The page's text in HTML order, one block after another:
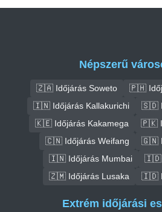
Népszerű
🇿🇦 Időjárás Soweto
🇵🇭
🇮🇳 Időjárás Kallakurichi
🇸🇩
🇰🇪 Időjárás Kakamega
🇵🇰
🇨🇳 Időjárás Weifang
🇬🇳
🇮🇳 Időjárás Mumbai
🇮🇩
🇿🇲 Időjárás Lusaka
🇮🇩
Extrém időjárási